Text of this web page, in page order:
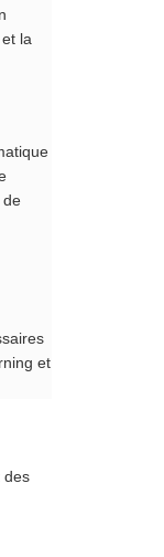
la
de
et
des